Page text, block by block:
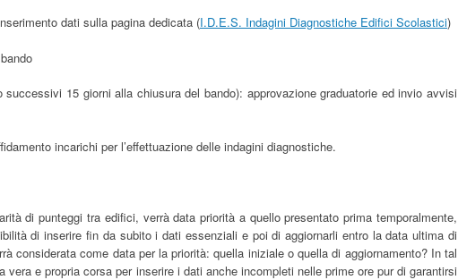
dati sulla pagina dedicata (I.D.E.S. Indagini Diagnostiche Edifici Scolastici)
successivi 15 giorni alla chiusura del bando): approvazione graduatorie ed invio avvisi
incarichi per l’effettuazione delle indagini diagnostiche.
di punteggi tra edifici, verrà data priorità a quello presentato prima temporalmente,
di inserire fin da subito i dati essenziali e poi di aggiornarli entro la data ultima di
considerata come data per la priorità: quella iniziale o quella di aggiornamento? In tal
vera e propria corsa per inserire i dati anche incompleti nelle prime ore pur di garantirsi